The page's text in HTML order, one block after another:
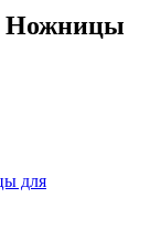
Ножницы